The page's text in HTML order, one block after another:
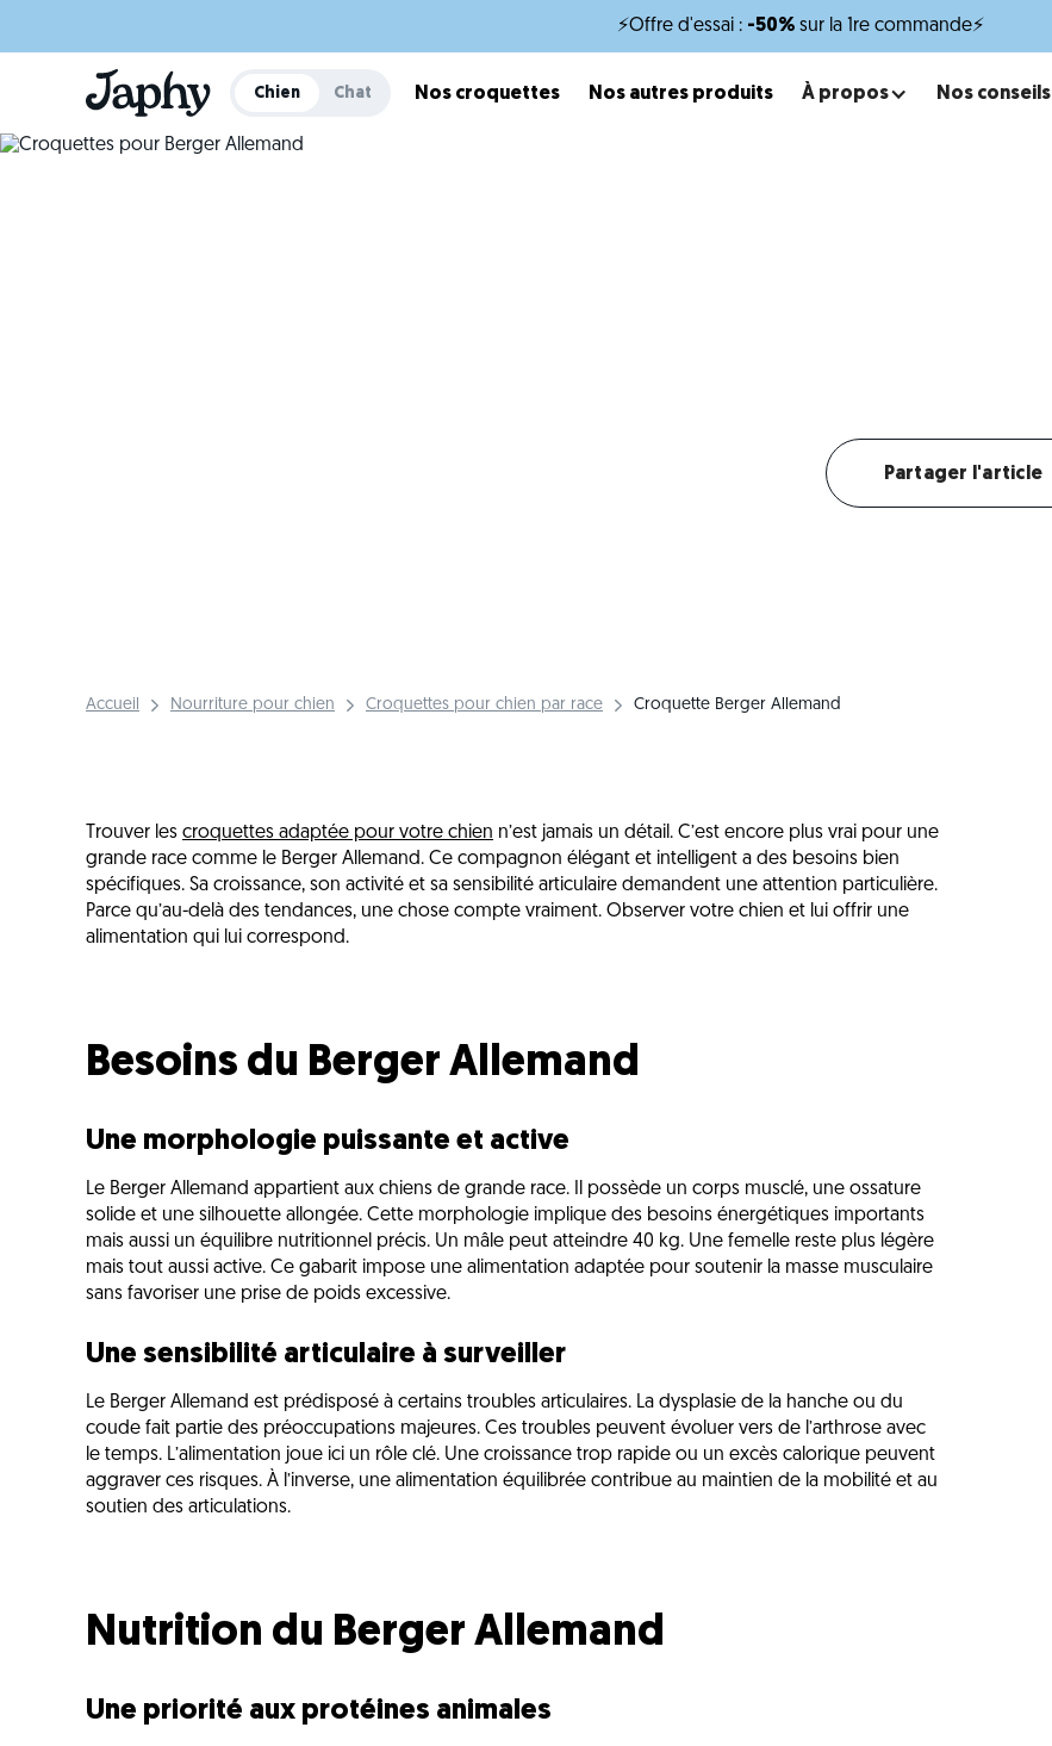
⚡Offre d'essai : -50% sur la 1re commande⚡
Chien Chat Nos croquettes Nos autres produits À propos Nos conseils
Partager l'article
Accueil Nourriture pour chien Croquettes pour chien par race Croquette Berger Allemand
Trouver les croquettes adaptée pour votre chien n’est jamais un détail. C’est encore plus vrai pour une
grande race comme le Berger Allemand. Ce compagnon élégant et intelligent a des besoins bien
spécifiques. Sa croissance, son activité et sa sensibilité articulaire demandent une attention particulière.
Parce qu’au-delà des tendances, une chose compte vraiment. Observer votre chien et lui offrir une
alimentation qui lui correspond.
Besoins du Berger Allemand
Une morphologie puissante et active
Le Berger Allemand appartient aux chiens de grande race. Il possède un corps musclé, une ossature
solide et une silhouette allongée. Cette morphologie implique des besoins énergétiques importants
mais aussi un équilibre nutritionnel précis. Un mâle peut atteindre 40 kg. Une femelle reste plus légère
mais tout aussi active. Ce gabarit impose une alimentation adaptée pour soutenir la masse musculaire
sans favoriser une prise de poids excessive.
Une sensibilité articulaire à surveiller
Le Berger Allemand est prédisposé à certains troubles articulaires. La dysplasie de la hanche ou du
coude fait partie des préoccupations majeures. Ces troubles peuvent évoluer vers de l’arthrose avec
le temps. L’alimentation joue ici un rôle clé. Une croissance trop rapide ou un excès calorique peuvent
aggraver ces risques. À l’inverse, une alimentation équilibrée contribue au maintien de la mobilité et au
soutien des articulations.
Nutrition du Berger Allemand
Une priorité aux protéines animales